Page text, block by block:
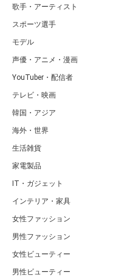
歌手・アーティスト
スポーツ選手
モデル
声優・アニメ・漫画
YouTuber・配信者
テレビ・映画
韓国・アジア
海外・世界
生活雑貨
家電製品
IT・ガジェット
インテリア・家具
女性ファッション
男性ファッション
女性ビューティー
男性ビューティー